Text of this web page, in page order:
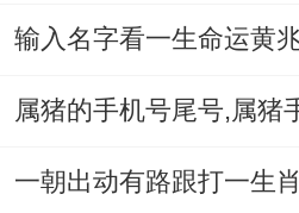
输入名字看一生命运黄
属猪的手机号尾号,属猪